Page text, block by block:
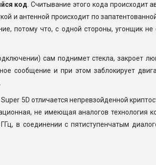
код . Считывание этого кода происходит
и антенной происходит по
потому что, с одной стороны, угонщик
сам поднимет стекла, закроет
сообщение и при этом заблокирует
5D отличается непревзойденной
не имеющая аналогов технология
в соединении с пятиступенчатым